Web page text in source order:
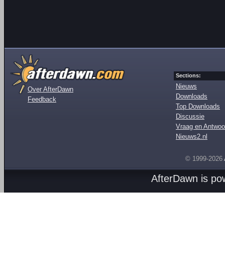
Over AfterDawn
Feedback
Sections:
Nieuws
Downloads
Top Downloads
Discussie
Vraag en
Nieuws2.nl
© 1999-2026
AfterDawn is